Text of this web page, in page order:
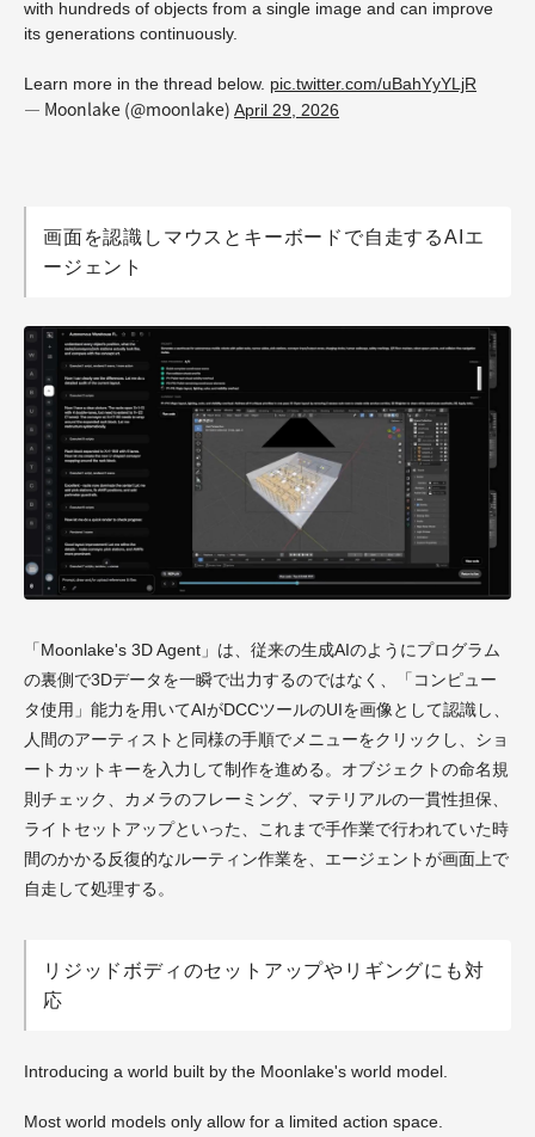
with hundreds of objects from a single image and can improve
its generations continuously.
Learn more in the thread below. pic.twitter.com/uBahYyYLjR
— Moonlake (@moonlake) April 29, 2026
画面を認識しマウスとキーボードで自走するAIエ
ージェント
「Moonlake's 3D Agent」は、従来の生成AIのようにプログラム
の裏側で3Dデータを一瞬で出力するのではなく、「コンピュー
タ使用」能力を用いてAIがDCCツールのUIを画像として認識し、
人間のアーティストと同様の手順でメニューをクリックし、ショ
ートカットキーを入力して制作を進める。オブジェクトの命名規
則チェック、カメラのフレーミング、マテリアルの一貫性担保、
ライトセットアップといった、これまで手作業で行われていた時
間のかかる反復的なルーティン作業を、エージェントが画面上で
自走して処理する。
リジッドボディのセットアップやリギングにも対
応
Introducing a world built by the Moonlake's world model.
Most world models only allow for a limited action space.